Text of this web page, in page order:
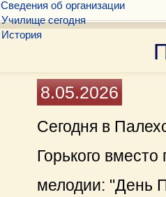
Сведения об организации
Училище сегодня
История
8.05.2026
Сегодня в
Горького вместо
мелодии: "День